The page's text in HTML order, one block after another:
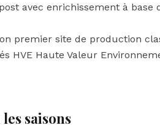
avec enrichissement à base
premier site de production
HVE Haute Valeur
saisons